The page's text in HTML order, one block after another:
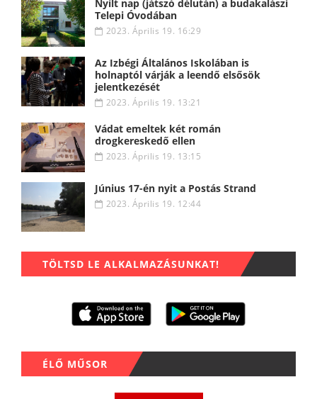
Nyílt nap (játszó délután) a budakalászi
Telepi Óvodában
2023. Április 19. 16:29
Az Izbégi Általános Iskolában is
holnaptól várják a leendő elsősök
jelentkezését
2023. Április 19. 13:21
Vádat emeltek két román
drogkereskedő ellen
2023. Április 19. 13:15
Június 17-én nyit a Postás Strand
2023. Április 19. 12:44
TÖLTSD LE ALKALMAZÁSUNKAT!
ÉLŐ MŰSOR